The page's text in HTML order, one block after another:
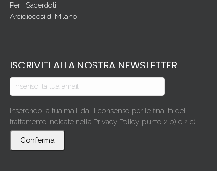
Per i Sacerdoti
Arcidiocesi di Milano
ISCRIVITI ALLA NOSTRA NEWSLETTER
Inserendo la tua mail, dai il consenso per le finalità del
trattamento indicate nella Privacy Policy, punto 2 b) e 2 c).
Conferma